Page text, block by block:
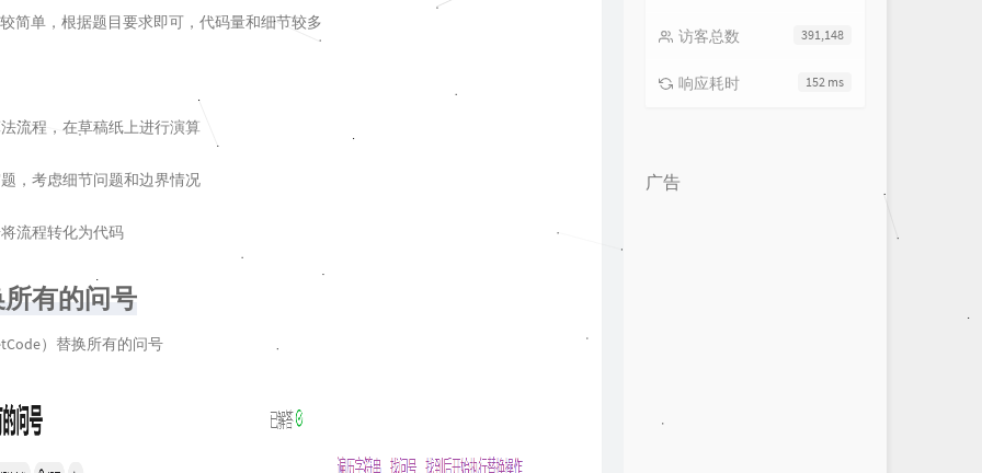
简单，根据题目要求即可，代码量和细节较多
流程，在草稿纸上进行演算
，考虑细节问题和边界情况
流程转化为代码
有的问号
）替换所有的问号
391,148
访客总数
152 ms
响应耗时
广告